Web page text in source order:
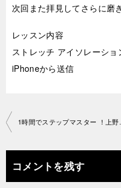
次回また拝見してさらに磨
レッスン内容
ストレッチ アイソレーシ
iPhoneから送信
投
ナ
ビ
コメントを残す